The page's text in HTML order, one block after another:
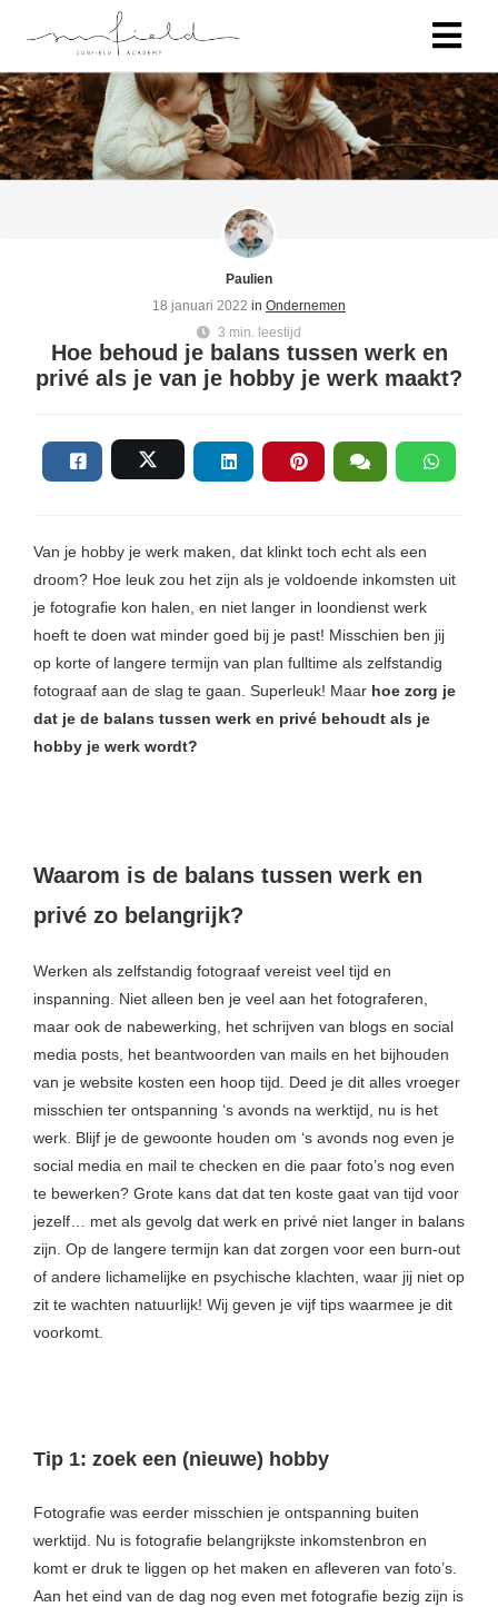
Paulien
18 januari 2022 in Ondernemen
3 min. leestijd
Hoe behoud je balans tussen werk en
privé als je van je hobby je werk maakt?
Van je hobby je werk maken, dat klinkt toch echt als een
droom? Hoe leuk zou het zijn als je voldoende inkomsten uit
je fotografie kon halen, en niet langer in loondienst werk
hoeft te doen wat minder goed bij je past! Misschien ben jij
op korte of langere termijn van plan fulltime als zelfstandig
fotograaf aan de slag te gaan. Superleuk! Maar hoe zorg je
dat je de balans tussen werk en privé behoudt als je
hobby je werk wordt?
Waarom is de balans tussen werk en
privé zo belangrijk?
Werken als zelfstandig fotograaf vereist veel tijd en
inspanning. Niet alleen ben je veel aan het fotograferen,
maar ook de nabewerking, het schrijven van blogs en social
media posts, het beantwoorden van mails en het bijhouden
van je website kosten een hoop tijd. Deed je dit alles vroeger
misschien ter ontspanning ‘s avonds na werktijd, nu is het
werk. Blijf je de gewoonte houden om ‘s avonds nog even je
social media en mail te checken en die paar foto’s nog even
te bewerken? Grote kans dat dat ten koste gaat van tijd voor
jezelf… met als gevolg dat werk en privé niet langer in balans
zijn. Op de langere termijn kan dat zorgen voor een burn-out
of andere lichamelijke en psychische klachten, waar jij niet op
zit te wachten natuurlijk! Wij geven je vijf tips waarmee je dit
voorkomt.
Tip 1: zoek een (nieuwe) hobby
Fotografie was eerder misschien je ontspanning buiten
werktijd. Nu is fotografie belangrijkste inkomstenbron en
komt er druk te liggen op het maken en afleveren van foto’s.
Aan het eind van de dag nog even met fotografie bezig zijn is